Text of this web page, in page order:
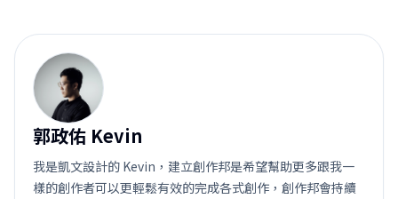
郭
郭政佑 Kevin
我是凱文設計的 Kevin，建立創作邦是希望幫助更多跟我一
樣的創作者可以更輕鬆有效的完成各式創作，創作邦會持續